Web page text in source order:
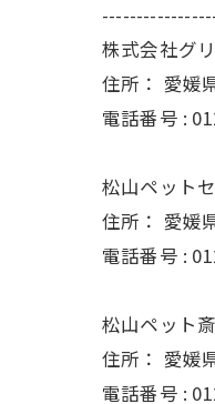
株式会社グ
住所： 愛媛
電話番号 :
松山ペット
住所： 愛媛
電話番号 :
松山ペット
住所： 愛媛
電話番号 :